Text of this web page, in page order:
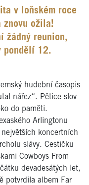
v loňském roce
znovu ožila!
žádný reunion,
pondělí 12.
hudební časopis
nářez“. Pětice slov
do paměti.
Arlingtonu
koncertních
slávy. Cestičku
Cowboys From
devadesátých let,
potvrdila albem Far